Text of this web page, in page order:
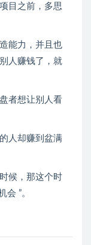
目之前，多思
能力，并且也
人赚钱了，就
者想让别人看
人却赚到盆满
候，那这个时
”。